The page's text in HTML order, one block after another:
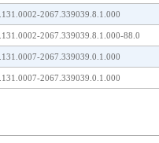
2067.339039.8.1.000
2067.339039.8.1.000-88.0
2067.339039.0.1.000
2067.339039.0.1.000